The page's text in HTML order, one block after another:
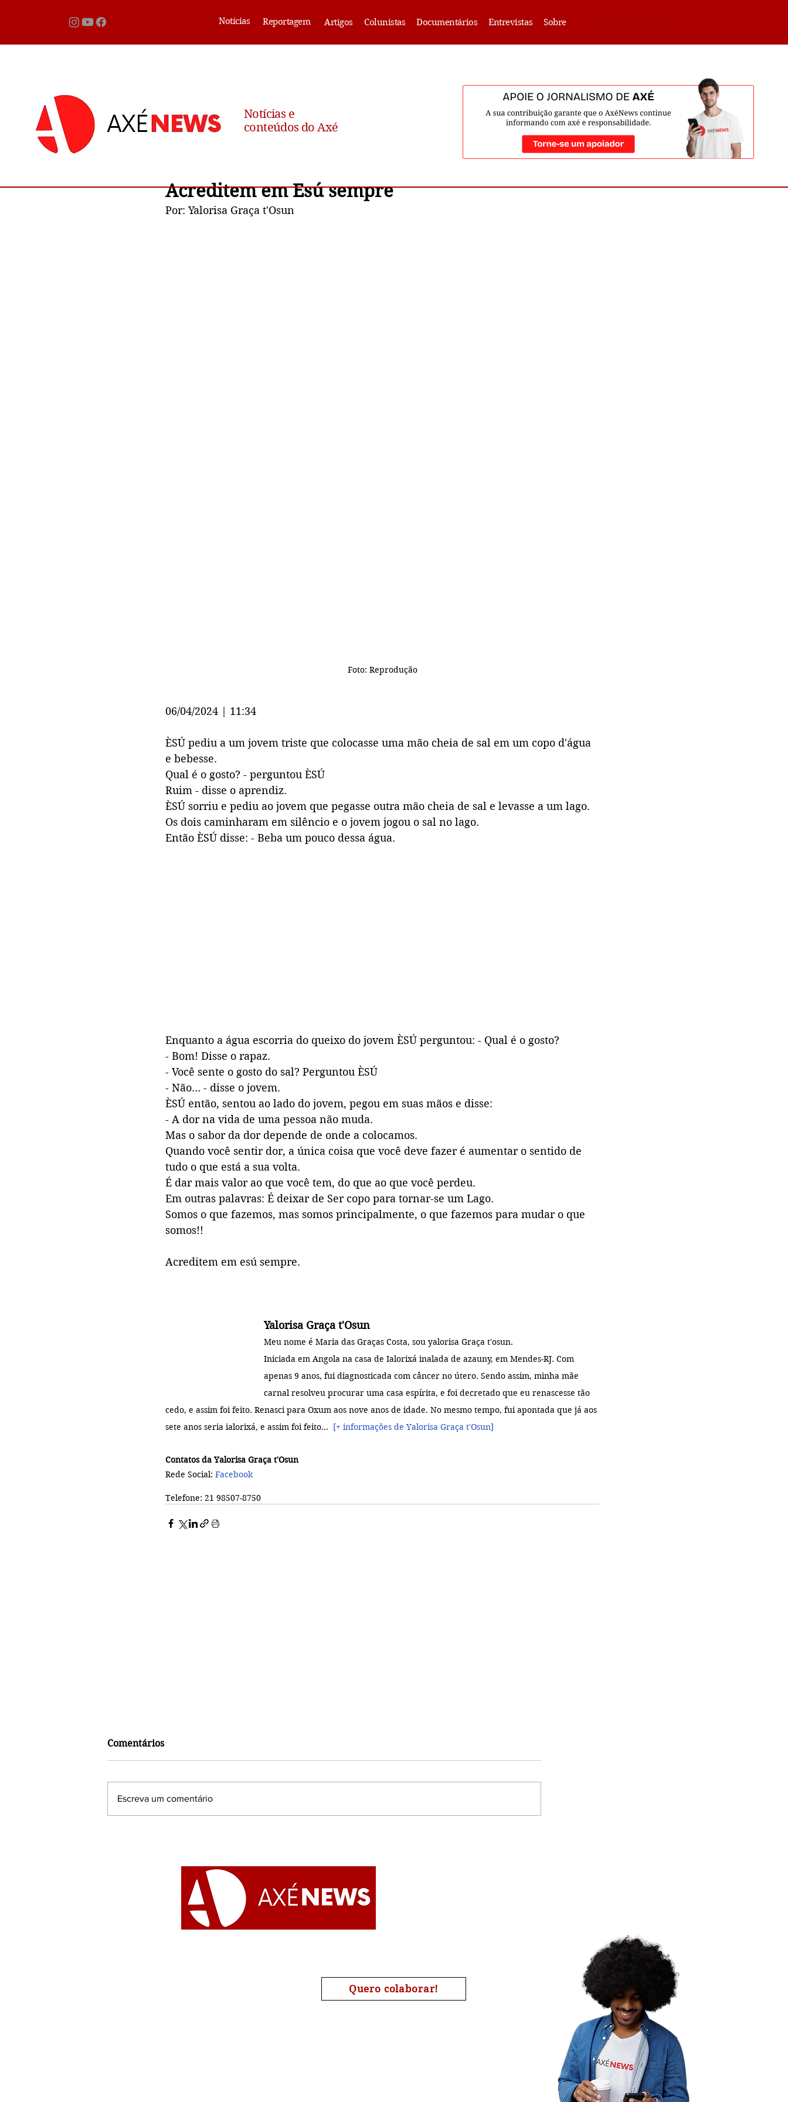
Notícias Reportagem Artigos Colunistas Documentários Entrevistas Sobre
Notícias e
conteúdos do Axé
Acreditem em Esú sempre
Por: Yalorisa Graça t'Osun
Foto: Reprodução
06/04/2024 | 11:34
ÈSÚ pediu a um jovem triste que colocasse uma mão cheia de sal em um copo d'água
e bebesse.
Qual é o gosto? - perguntou ÈSÚ
Ruim - disse o aprendiz.
ÈSÚ sorriu e pediu ao jovem que pegasse outra mão cheia de sal e levasse a um lago.
Os dois caminharam em silêncio e o jovem jogou o sal no lago.
Então ÈSÚ disse: - Beba um pouco dessa água.
Enquanto a água escorria do queixo do jovem ÈSÚ perguntou: - Qual é o gosto?
- Bom! Disse o rapaz.
- Você sente o gosto do sal? Perguntou ÈSÚ
- Não… - disse o jovem.
ÈSÚ então, sentou ao lado do jovem, pegou em suas mãos e disse:
- A dor na vida de uma pessoa não muda.
Mas o sabor da dor depende de onde a colocamos.
Quando você sentir dor, a única coisa que você deve fazer é aumentar o sentido de
tudo o que está a sua volta.
É dar mais valor ao que você tem, do que ao que você perdeu.
Em outras palavras: É deixar de Ser copo para tornar-se um Lago.
Somos o que fazemos, mas somos principalmente, o que fazemos para mudar o que
somos!!
Acreditem em esú sempre.
Yalorisa Graça t'Osun
Meu nome é Maria das Graças Costa, sou yalorisa Graça t'osun.
Iniciada em Angola na casa de Ialorixá inalada de azauny, em Mendes-RJ. Com
apenas 9 anos, fui diagnosticada com câncer no útero. Sendo assim, minha mãe
carnal resolveu procurar uma casa espírita, e foi decretado que eu renascesse tão
cedo, e assim foi feito. Renasci para Oxum aos nove anos de idade. No mesmo tempo, fui apontada que já aos
sete anos seria ialorixá, e assim foi feito... [+ informações de Yalorisa Graça t'Osun]
Contatos da Yalorisa Graça t'Osun
Rede Social: Facebook
Telefone: 21 98507-8750
Yemanjá na abertura do
Comentários
Escreva um comentário
Quero colaborar!
#Umbanda | #Candomblé | #Omolokô | #Quimbanda | #Jurema | #Tambordemina |